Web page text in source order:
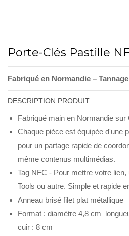
Porte-Clés Pastille
Fabriqué en Normandie –
DESCRIPTION PRODUIT
Fabriqué main en Normandie sur
Chaque pièce est équipée d'une
pour un partage rapide de
même contenus multimédias.
Tag NFC - Pour mettre votre
Tools ou autre. Simple et rapide
Anneau brisé filet plat métallique
Format : diamètre 4,8 cm
cuir : 8 cm